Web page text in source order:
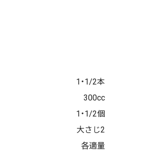
1・1/2本
300cc
1・1/2個
大さじ2
各適量